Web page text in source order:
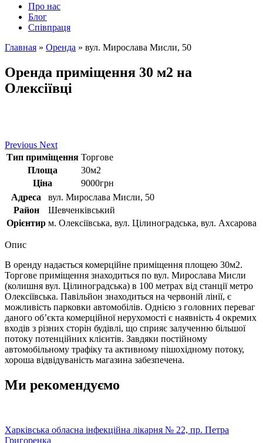
Про нас
Блог
Співпраця
Главная » Оренда » вул. Мирослава Мисли, 50
Оренда приміщення 30 м2 на
Олексіївці
Previous Next
Тип приміщення Торгове
Площа
30м2
Ціна
9000грн
Адреса
вул. Мирослава Мисли, 50
Район
Шевченківський
Орієнтир м. Олексіївська, вул. Цілиноградська, вул. Ахсарова
Опис
В оренду надається комерційне приміщення площею 30м2.
Торгове приміщення знаходиться по вул. Мирослава Мисли
(колишня вул. Цілиноградська) в 100 метрах від станції метро
Олексіївська. Павільйон знаходиться на червоній лінії, є
можливість парковки автомобілів. Однією з головних переваг
даного об’єкта комерційної нерухомості є наявність 4 окремих
входів з різних сторін будівлі, що сприяє залученню більшої
потоку потенційних клієнтів. Завдяки постійному
автомобільному трафіку та активному пішохідному потоку,
хороша відвідуваність магазина забезпечена.
Ми рекомендуємо
Харківська обласна інфекційна лікарня № 22, пр. Петра
Григоренка